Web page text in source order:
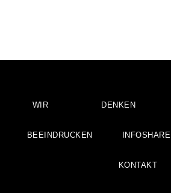
WIR DENKEN
BEEINDRUCKEN INFOSHARE
KONTAKT